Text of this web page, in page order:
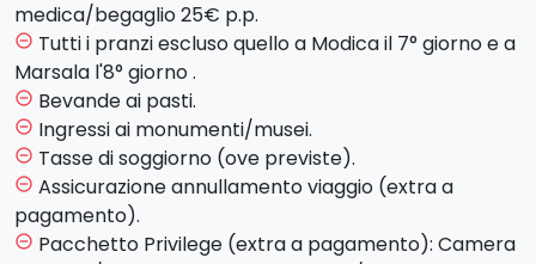
pernottamento in hotel.
Giorno 3 - Giovedì - CEFALU' E CATANIA (hotel a
Catania)
Dopo la prima colazione partenza in direzione di
Cefalù, affascinante borgo marinaro dall'aspetto
medievale e impreziosito dallaCattedraledi epoca
normanna. Il tour proseguirà alla volta di
dove, dopo una pausa di tempo libero per il pranzo, ci
medica/begaglio 25€ p.p.
remove_circle_outline Tutti i pranzi escluso quello a Modica il 7° giorno e a
Marsala l'8° giorno .
remove_circle_outline Bevande ai pasti.
remove_circle_outline Ingressi ai monumenti/musei.
remove_circle_outline Tasse di soggiorno (ove previste).
remove_circle_outline Assicurazione annullamento viaggio (extra a
pagamento).
remove_circle_outline Pacchetto Privilege (extra a pagamento): Camera